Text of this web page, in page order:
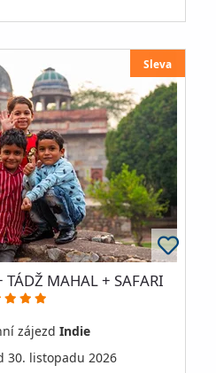
Sleva
MAHAL + SAFARI
zájezd Indie
30. listopadu 2026